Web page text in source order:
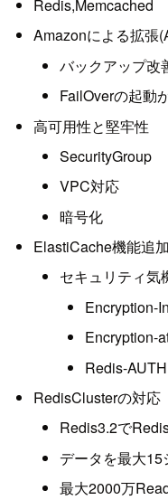
Redis,Memcached
Amazonによる拡張
バックアップ改
FailOverの起動
高可用性と堅牢性
SecurityGroup
VPC対応
暗号化
ElastiCache機能追加
セキュリティ気
Encryption-
Encryption-
Redis-AUTH
RedisClusterの対応
Redis3.2で
データを最大
最大2000万